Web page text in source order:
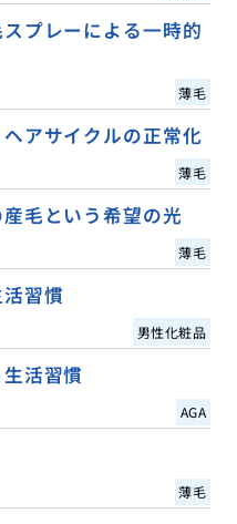
プレーによる一時的
薄毛
アサイクルの正常化
薄毛
毛という希望の光
薄毛
習慣
男性化粧品
活習慣
AGA
薄毛